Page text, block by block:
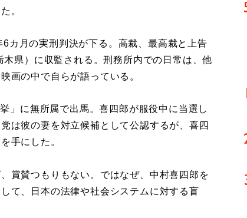
。
月の実刑判決が下る。高裁、最高裁と上告
県）に収監される。刑務所内での日常は、他
画の中で自らが語っている。
に無所属で出馬。喜四郎が服役中に当選し
は彼の妻を対立候補として公認するが、喜四
手にした。
賞賛つもりもない。ではなぜ、中村喜四郎を
て、日本の法律や社会システムに対する盲